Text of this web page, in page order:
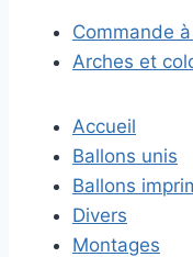
Commande
Arches et
Accueil
Ballons unis
Ballons
Divers
Montages